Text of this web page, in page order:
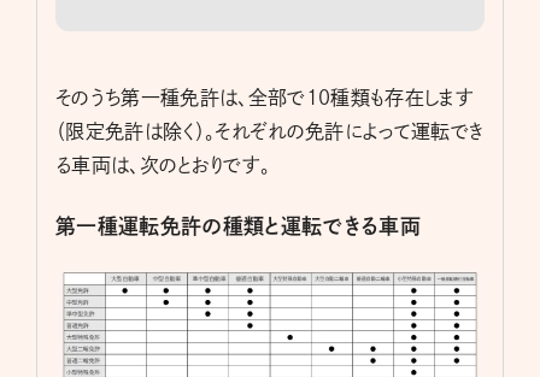
そのうち第一種免許は、全部で10種類も存在します
（限定免許は除く）。それぞれの免許によって運転でき
る車両は、次のとおりです。
第一種運転免許の種類と運転できる車両